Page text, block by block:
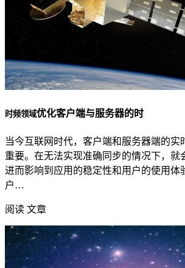
时频领域优化客户端与服务器的时
当今互联网时代，客户端和服务器端的实
重要。在无法实现准确同步的情况下，就
进而影响到应用的稳定性和用户的使用体
户…
阅读 文章